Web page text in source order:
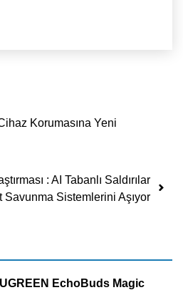
Korumasına Yeni
: AI Tabanlı Saldırılar
Savunma Sistemlerini Aşıyor
UGREEN EchoBuds Magic